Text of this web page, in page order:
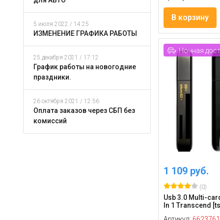
5 июля 2022 / 14:25
ИЗМЕНЕНИЕ ГРАФИКА РАБОТЫ
25 декабря 2021 / 17:12
График работы на новогодние
праздники.
26 октября 2021 / 12:56
Оплата заказов через СБП без
комиссий
В корзину
Ночная
1 109 руб.
(0)
Usb 3.0 Multi-
In 1 Transcend